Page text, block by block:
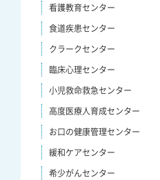
看護教育センター
食道疾患センター
クラークセンター
臨床心理センター
小児救命救急センター
高度医療人育成センター
お口の健康管理センター
緩和ケアセンター
希少がんセンター